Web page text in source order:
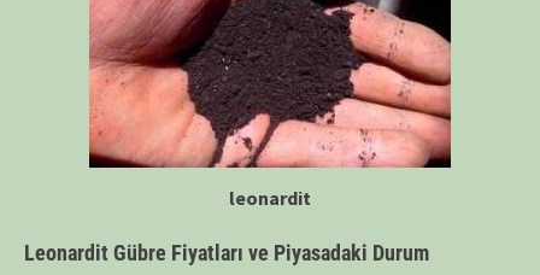
leonardit
Leonardit Gübre Fiyatları ve Piyasadaki Durum